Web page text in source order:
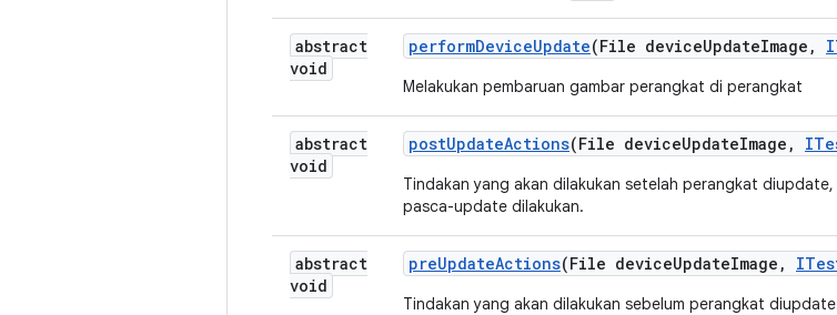
abstract
void
performDeviceUpdate(File deviceUpdateImage ,
Melakukan pembaruan gambar perangkat di perangkat
abstract
void
postUpdateActions(File deviceUpdateImage ,
Tindakan yang akan dilakukan setelah perangkat
pasca-update dilakukan.
abstract
void
preUpdateActions(File deviceUpdateImage ,
Tindakan yang akan dilakukan sebelum perangkat